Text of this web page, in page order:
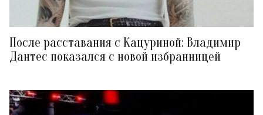
После расставания с Кацуриной: Владимир
Дантес показался с новой избранницей